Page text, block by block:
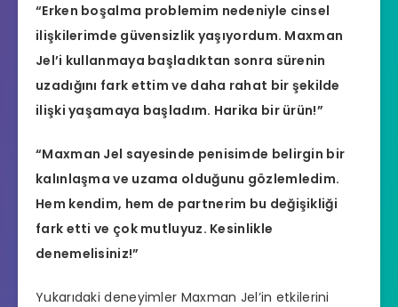
“Erken boşalma problemim nedeniyle cinsel
ilişkilerimde güvensizlik yaşıyordum. Maxman
Jel’i kullanmaya başladıktan sonra sürenin
uzadığını fark ettim ve daha rahat bir şekilde
ilişki yaşamaya başladım. Harika bir ürün!”
“Maxman Jel sayesinde penisimde belirgin bir
kalınlaşma ve uzama olduğunu gözlemledim.
Hem kendim, hem de partnerim bu değişikliği
fark etti ve çok mutluyuz. Kesinlikle
denemelisiniz!”
Yukarıdaki deneyimler Maxman Jel’in etkilerini